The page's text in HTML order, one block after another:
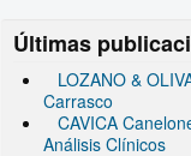
Últimas
LOZANO &
Carrasco
CAVICA
Análisis Clínicos